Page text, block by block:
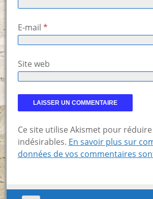
E-mail *
Site web
Ce site utilise Akismet pour réduire
indésirables. En savoir plus sur
données de vos commentaires